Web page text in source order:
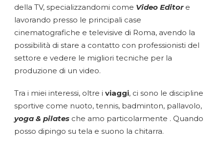
della TV, specializzandomi come Video Editore
lavorando presso le principali case
cinematografiche e televisive di Roma, avendo la
possibilità di stare a contatto con professionisti del
settore e vedere le migliori tecniche per la
produzione di un video.
Tra i miei interessi, oltre i viaggi, ci sono le discipline
sportive come nuoto, tennis, badminton, pallavolo,
yoga & pilates che amo particolarmente . Quando
posso dipingo su tela e suono la chitarra.